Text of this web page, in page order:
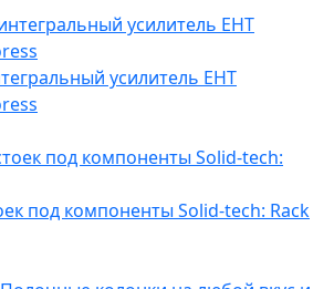
усилитель EHT
под компоненты Solid-tech: Rack